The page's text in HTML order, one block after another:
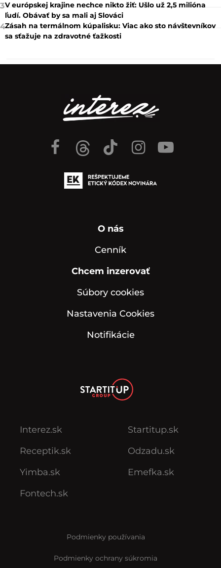
3V európskej krajine nechce nikto žiť: Ušlo už 2,5 milióna
ľudí. Obávať by sa mali aj Slováci
4Zásah na termálnom kúpalisku: Viac ako sto návštevníkov
sa sťažuje na zdravotné ťažkosti
O nás
Cenník
Chcem inzerovať
Súbory cookies
Nastavenia Cookies
Notifikácie
Interez.sk
Receptik.sk
Yimba.sk
Fontech.sk
Startitup.sk
Odzadu.sk
Emefka.sk
Podmienky používania
Podmienky ochrany súkromia